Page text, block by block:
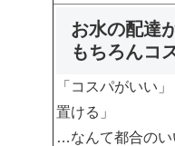
お水の配達
もちろんコ
「コスパがいい
置ける」
…なんて都合のい